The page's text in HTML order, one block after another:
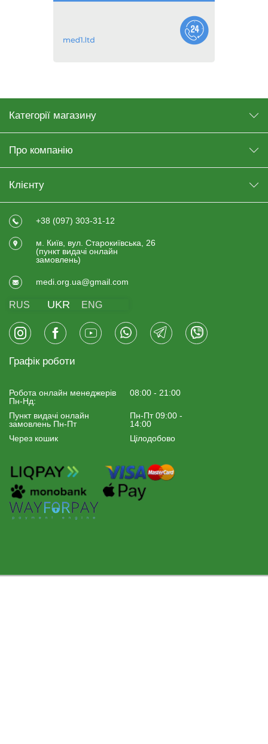
Категорії магазину
Про компанію
Клієнту
+38 (097) 303-31-12
м. Київ, вул. Старокиївська, 26
(пункт видачi онлайн
замовлень)
medi.org.ua@gmail.com
RUS UKR ENG
Графік роботи
Робота онлайн менеджерiв
Пн-Нд:
08:00 - 21:00
Пункт видачі онлайн
замовлень Пн-Пт
Пн-Пт 09:00 -
14:00
Через кошик
Цілодобово